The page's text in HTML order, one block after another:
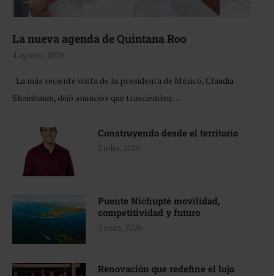
La nueva agenda de Quintana Roo
4 agosto, 2026
La más reciente visita de la presidenta de México, Claudia
Sheinbaum, dejó anuncios que trascienden …
Construyendo desde el territorio
2 julio, 2026
Puente Nichupté movilidad,
competitividad y futuro
3 junio, 2026
Renovación que redefine el lujo